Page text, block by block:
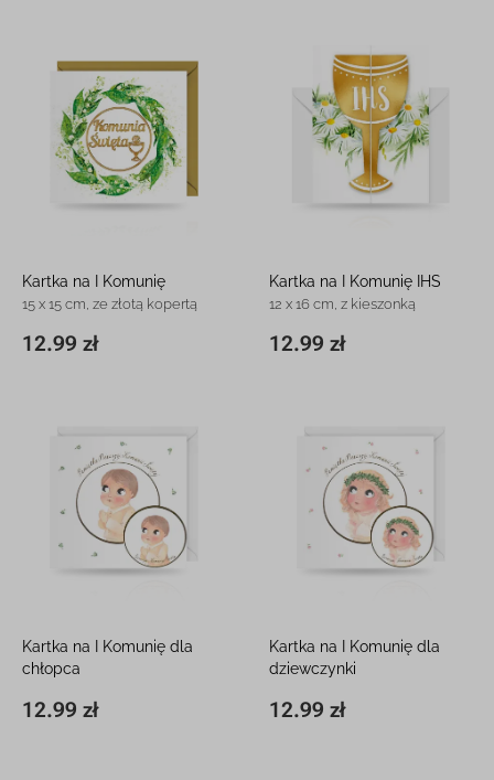
Kartka na I Komunię
15 x 15 cm, ze złotą kopertą
12.99 zł
15 x 15 cm
Kartka na I Komunię IHS
12 x 16 cm, z kieszonką
12.99 zł
11,8 x 16,3 cm
Kartka na I Komunię dla
chłopca
12.99 zł
15 x 15 cm
Kartka na I Komunię dla
dziewczynki
12.99 zł
15 x 15 cm